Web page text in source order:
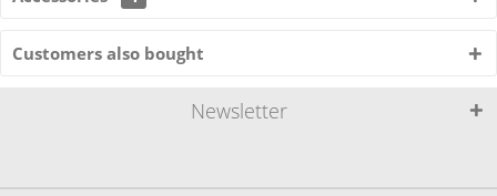
Customers also bought
Newsletter